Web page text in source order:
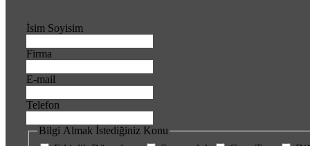
İsim Soyisim
Firma
E-mail
Telefon
Bilgi Almak İstediğiniz Konu